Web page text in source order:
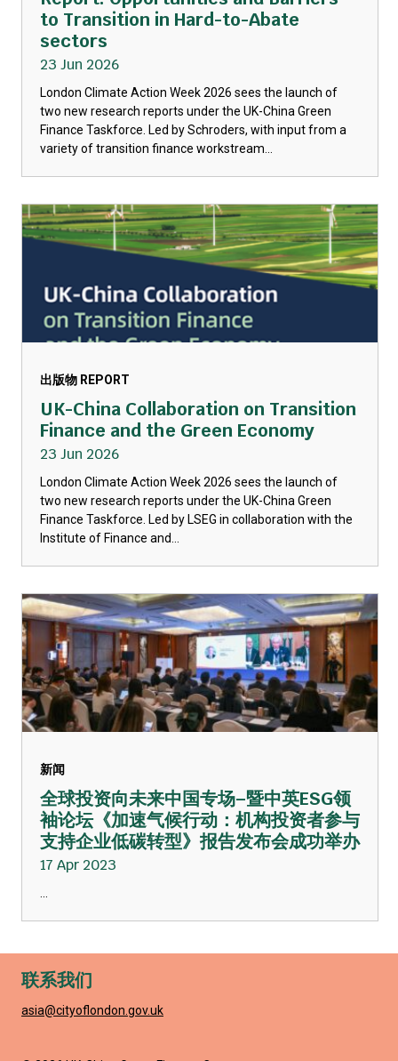
to Transition in Hard-to-Abate
sectors
23 Jun 2026
London Climate Action Week 2026 sees the launch of
two new research reports under the UK-China Green
Finance Taskforce. Led by Schroders, with input from a
variety of transition finance workstream...
出版物 REPORT
UK-China Collaboration on Transition
Finance and the Green Economy
23 Jun 2026
London Climate Action Week 2026 sees the launch of
two new research reports under the UK-China Green
Finance Taskforce. Led by LSEG in collaboration with the
Institute of Finance and...
新闻
全球投资向未来中国专场–暨中英ESG领
袖论坛《加速气候行动：机构投资者参与
支持企业低碳转型》报告发布会成功举办
17 Apr 2023
...
联系我们
asia@cityoflondon.gov.uk